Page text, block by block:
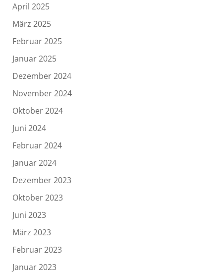
April 2025
März 2025
Februar 2025
Januar 2025
Dezember 2024
November 2024
Oktober 2024
Juni 2024
Februar 2024
Januar 2024
Dezember 2023
Oktober 2023
Juni 2023
März 2023
Februar 2023
Januar 2023